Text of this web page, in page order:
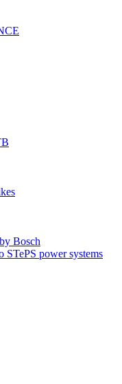
Bosch
STePS power systems